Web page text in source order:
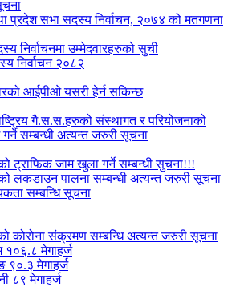
प्रदेश सभा सदस्य निर्वाचन, २०७४ को मतगणना
निर्वाचनमा उम्मेदवारहरुको सुची
निर्वाचन २०८२
आईपीओ यसरी हेर्न सकिन्छ
गै.स.स.हरुको संस्थागत र परियोजनाको
सम्बन्धी अत्यन्त जरुरी सूचना
ट्राफिक जाम खुला गर्ने सम्बन्धी सुचना!!!
लकडाउन पालना सम्बन्धी अत्यन्त जरुरी सूचना
सम्बन्धि सूचना
कोरोना संक्रमण सम्बन्धि अत्यन्त जरुरी सूचना
मेगाहर्ज
९०.३ मेगाहर्ज
८९ मेगाहर्ज